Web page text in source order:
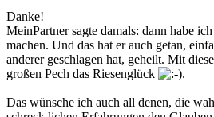
Danke!
MeinPartner sagte damals: dann habe
machen. Und das hat er auch getan,
anderer geschlagen hat, geheilt. Mit
großen Pech das Riesenglück
.
Das wünsche ich auch all denen, die